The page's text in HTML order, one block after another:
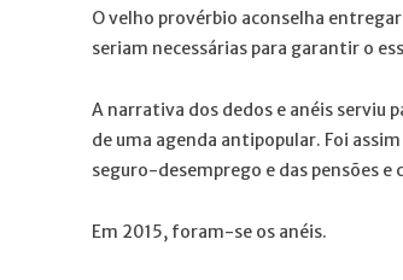
O velho provérbio aconselha
seriam necessárias para garantir o
A narrativa dos dedos e anéis serviu
de uma agenda antipopular. Foi
seguro-desemprego e das pensões e
Em 2015, foram-se os anéis.